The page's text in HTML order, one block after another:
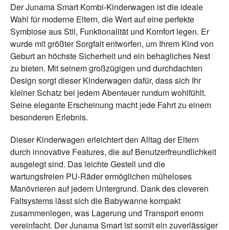
Der Junama Smart Kombi-Kinderwagen ist die ideale
Wahl für moderne Eltern, die Wert auf eine perfekte
Symbiose aus Stil, Funktionalität und Komfort legen. Er
wurde mit größter Sorgfalt entworfen, um Ihrem Kind von
Geburt an höchste Sicherheit und ein behagliches Nest
zu bieten. Mit seinem großzügigen und durchdachten
Design sorgt dieser Kinderwagen dafür, dass sich Ihr
kleiner Schatz bei jedem Abenteuer rundum wohlfühlt.
Seine elegante Erscheinung macht jede Fahrt zu einem
besonderen Erlebnis.
Dieser Kinderwagen erleichtert den Alltag der Eltern
durch innovative Features, die auf Benutzerfreundlichkeit
ausgelegt sind. Das leichte Gestell und die
wartungsfreien PU-Räder ermöglichen müheloses
Manövrieren auf jedem Untergrund. Dank des cleveren
Faltsystems lässt sich die Babywanne kompakt
zusammenlegen, was Lagerung und Transport enorm
vereinfacht. Der Junama Smart ist somit ein zuverlässiger